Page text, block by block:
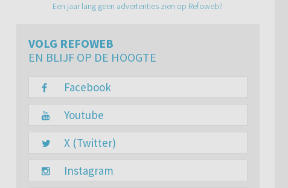
Een jaar lang geen advertenties zien op Refoweb?
VOLG REFOWEB
EN BLIJF OP DE HOOGTE
Facebook
Youtube
X (Twitter)
Instagram